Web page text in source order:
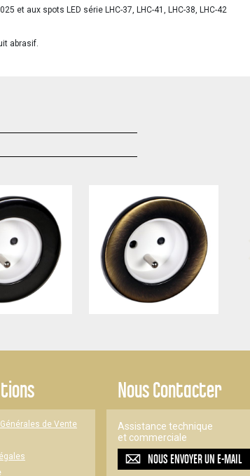
et aux spots LED série LHC-37, LHC-41, LHC-38, LHC-42
abrasif.
de Vente
Nous Contacter
Assistance technique
et commerciale
NOUS ENVOYER UNE-MAIL